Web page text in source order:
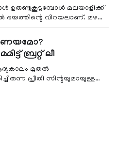
ഉരുണ്ടുകൂടുമ്പോൾ മലയാളിക്ക്
ഭയത്തിന്റെ വിറയലാണ്. മഴ
ബ്രറ്റ് ലീ
മുതൽ
പ്രീതി സിന്റയുമായുള്ള
ഓസ്ട്രേലിയൻ പേ